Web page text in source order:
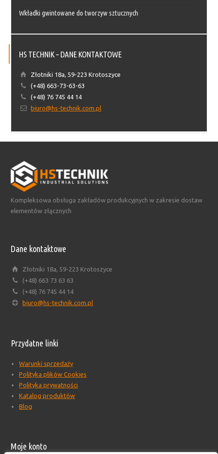
Wkładki gwintowane do tworzyw sztucznych
HS TECHNIK – DANE KONTAKTOWE
Złotniki 18a, 59-223 Krotoszyce
(+48) 663-73-63-63
(+48) 76 745 44 14
biuro@hs-technik.com.pl
Kompleksowa obsługa zakładów produkcyjnych w zakresie dostaw
elementów złącznych
Dane kontaktowe
Złotniki 18a, 59-223 Krotoszyce
(+48) 663 73 63 63
(+48) 76 745 44 14
biuro@hs-technik.com.pl
Przydatne linki
Warunki sprzedaży
Polityka plików Cookies
Polityka prywatności
Katalog produktów
Blog
Moje konto